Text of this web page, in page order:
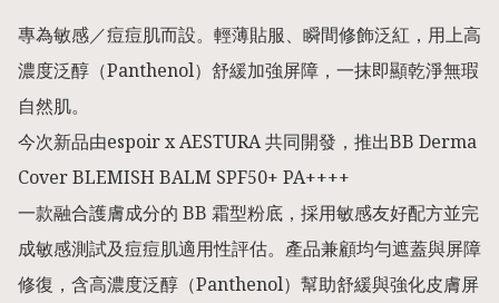
專為敏感／痘痘肌而設。輕薄貼服、瞬間修飾泛紅，用上高
濃度泛醇（Panthenol）舒緩加強屏障，一抹即顯乾淨無瑕
自然肌。
今次新品由espoir x AESTURA 共同開發，推出BB Derma
Cover BLEMISH BALM SPF50+ PA++++
一款融合護膚成分的 BB 霜型粉底，採用敏感友好配方並完
成敏感測試及痘痘肌適用性評估。產品兼顧均勻遮蓋與屏障
修復，含高濃度泛醇（Panthenol）幫助舒緩與強化皮膚屏